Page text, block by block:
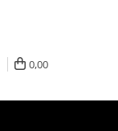
0,00